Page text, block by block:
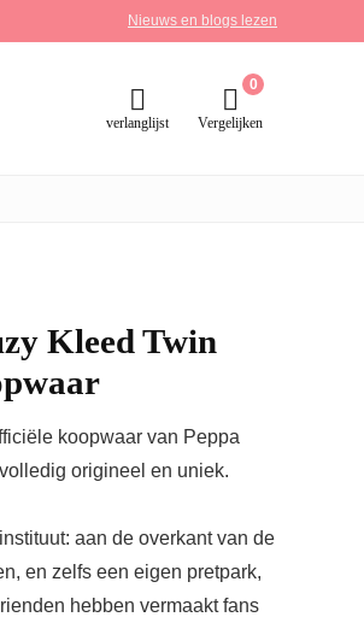
Nieuws en blogs lezen
verlanglijst
0
Vergelijken
Kleed Twin
koopwaar van Peppa
origineel en uniek.
aan de overkant van de
en zelfs een eigen pretpark,
hebben vermaakt fans